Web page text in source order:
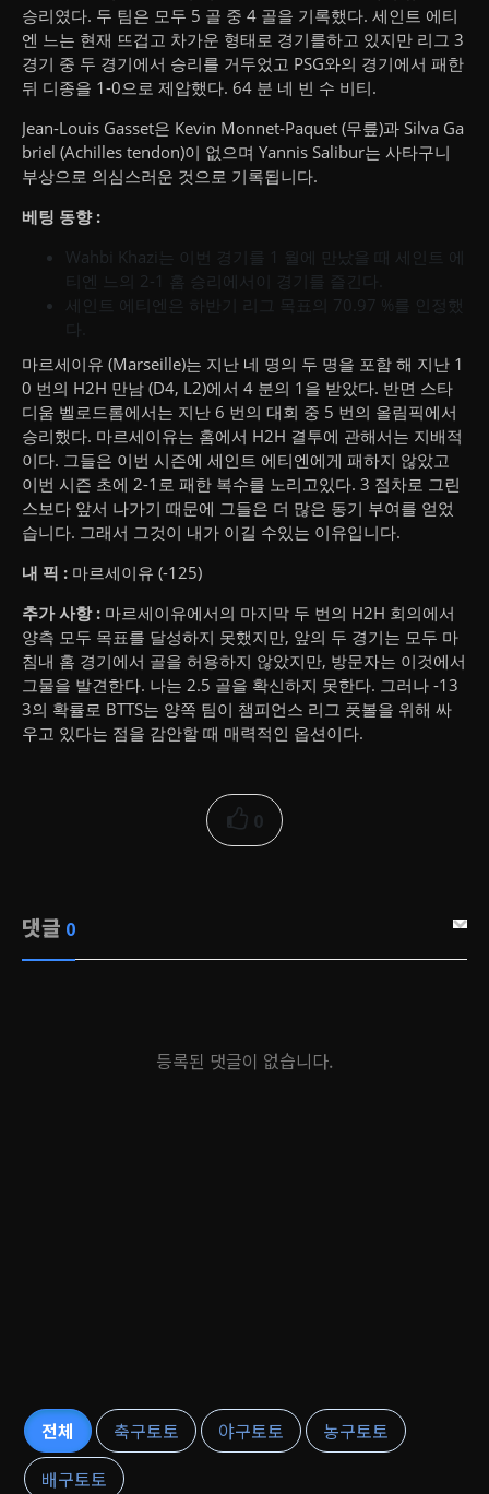
승리였다. 두 팀은 모두 5 골 중 4 골을 기록했다. 세인트 에티
엔 느는 현재 뜨겁고 차가운 형태로 경기를하고 있지만 리그 3
경기 중 두 경기에서 승리를 거두었고 PSG와의 경기에서 패한
뒤 디종을 1-0으로 제압했다. 64 분 네 빈 수 비티.
Jean-Louis Gasset은 Kevin Monnet-Paquet (무릎)과 Silva Ga
briel (Achilles tendon)이 없으며 Yannis Salibur는 사타구니
부상으로 의심스러운 것으로 기록됩니다.
베팅 동향 :
Wahbi Khazi는 이번 경기를 1 월에 만났을 때 세인트 에
티엔 느의 2-1 홈 승리에서이 경기를 즐긴다.
세인트 에티엔은 하반기 리그 목표의 70.97 %를 인정했
다.
마르세이유 (Marseille)는 지난 네 명의 두 명을 포함 해 지난 1
0 번의 H2H 만남 (D4, L2)에서 4 분의 1을 받았다. 반면 스타
디움 벨로드롬에서는 지난 6 번의 대회 중 5 번의 올림픽에서
승리했다. 마르세이유는 홈에서 H2H 결투에 관해서는 지배적
이다. 그들은 이번 시즌에 세인트 에티엔에게 패하지 않았고
이번 시즌 초에 2-1로 패한 복수를 노리고있다. 3 점차로 그린
스보다 앞서 나가기 때문에 그들은 더 많은 동기 부여를 얻었
습니다. 그래서 그것이 내가 이길 수있는 이유입니다.
내 픽 : 마르세이유 (-125)
추가 사항 : 마르세이유에서의 마지막 두 번의 H2H 회의에서
양측 모두 목표를 달성하지 못했지만, 앞의 두 경기는 모두 마
침내 홈 경기에서 골을 허용하지 않았지만, 방문자는 이것에서
그물을 발견한다. 나는 2.5 골을 확신하지 못한다. 그러나 -13
3의 확률로 BTTS는 양쪽 팀이 챔피언스 리그 풋볼을 위해 싸
우고 있다는 점을 감안할 때 매력적인 옵션이다.
0
댓글 0
등록된 댓글이 없습니다.
전체 축구토토 야구토토
농구토토
배구토토